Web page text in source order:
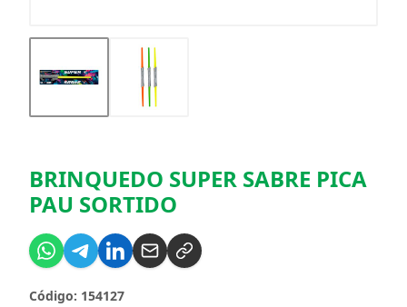
BRINQUEDO SUPER SABRE PICA
PAU SORTIDO
Código: 154127